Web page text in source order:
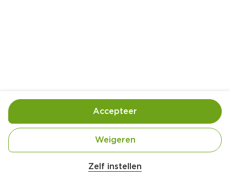
Handige informatie over dit product
Zelf instellen
Weigeren
Accepteer